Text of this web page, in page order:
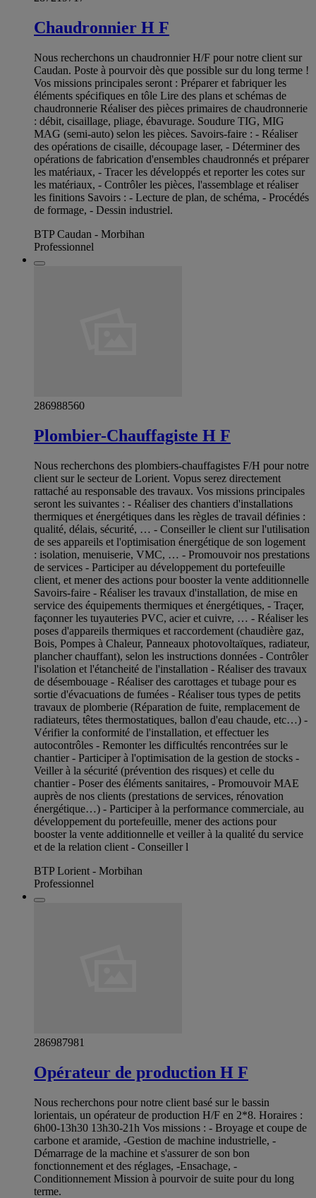
Chaudronnier H F
Nous recherchons un chaudronnier H/F pour notre client sur
Caudan. Poste à pourvoir dès que possible sur du long terme !
Vos missions principales seront : Préparer et fabriquer les
éléments spécifiques en tôle Lire des plans et schémas de
chaudronnerie Réaliser des pièces primaires de chaudronnerie
: débit, cisaillage, pliage, ébavurage. Soudure TIG, MIG
MAG (semi-auto) selon les pièces. Savoirs-faire : - Réaliser
des opérations de cisaille, découpage laser, - Déterminer des
opérations de fabrication d'ensembles chaudronnés et préparer
les matériaux, - Tracer les développés et reporter les cotes sur
les matériaux, - Contrôler les pièces, l'assemblage et réaliser
les finitions Savoirs : - Lecture de plan, de schéma, - Procédés
de formage, - Dessin industriel.
BTP Caudan - Morbihan
Professionnel
286988560
Plombier-Chauffagiste H F
Nous recherchons des plombiers-chauffagistes F/H pour notre
client sur le secteur de Lorient. Vopus serez directement
rattaché au responsable des travaux. Vos missions principales
seront les suivantes : - Réaliser des chantiers d'installations
thermiques et énergétiques dans les règles de travail définies :
qualité, délais, sécurité, … - Conseiller le client sur l'utilisation
de ses appareils et l'optimisation énergétique de son logement
: isolation, menuiserie, VMC, … - Promouvoir nos prestations
de services - Participer au développement du portefeuille
client, et mener des actions pour booster la vente additionnelle
Savoirs-faire - Réaliser les travaux d'installation, de mise en
service des équipements thermiques et énergétiques, - Traçer,
façonner les tuyauteries PVC, acier et cuivre, … - Réaliser les
poses d'appareils thermiques et raccordement (chaudière gaz,
Bois, Pompes à Chaleur, Panneaux photovoltaïques, radiateur,
plancher chauffant), selon les instructions données - Contrôler
l'isolation et l'étancheité de l'installation - Réaliser des travaux
de désembouage - Réaliser des carottages et tubage pour es
sortie d'évacuations de fumées - Réaliser tous types de petits
travaux de plomberie (Réparation de fuite, remplacement de
radiateurs, têtes thermostatiques, ballon d'eau chaude, etc…) -
Vérifier la conformité de l'installation, et effectuer les
autocontrôles - Remonter les difficultés rencontrées sur le
chantier - Participer à l'optimisation de la gestion de stocks -
Veiller à la sécurité (prévention des risques) et celle du
chantier - Poser des éléments sanitaires, - Promouvoir MAE
auprès de nos clients (prestations de services, rénovation
énergétique…) - Participer à la performance commerciale, au
développement du portefeuille, mener des actions pour
booster la vente additionnelle et veiller à la qualité du service
et de la relation client - Conseiller l
BTP Lorient - Morbihan
Professionnel
286987981
Opérateur de production H F
Nous recherchons pour notre client basé sur le bassin
lorientais, un opérateur de production H/F en 2*8. Horaires :
6h00-13h30 13h30-21h Vos missions : - Broyage et coupe de
carbone et aramide, -Gestion de machine industrielle, -
Démarrage de la machine et s'assurer de son bon
fonctionnement et des réglages, -Ensachage, -
Conditionnement Mission à pourvoir de suite pour du long
terme.